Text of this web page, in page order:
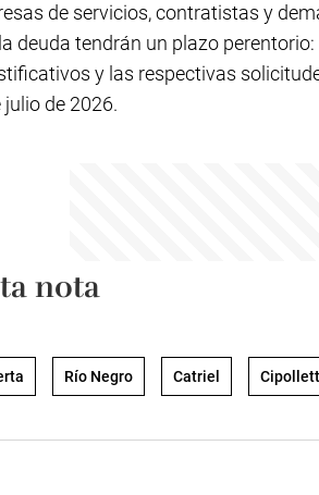
de servicios, contratistas y
deuda tendrán un plazo
y las respectivas
julio de 2026.
nota
Río Negro Catriel